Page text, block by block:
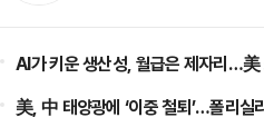
AI가 키운 생산성, 월급은 제자리…美
美, 中 태양광에 ‘이중 철퇴’…폴리실